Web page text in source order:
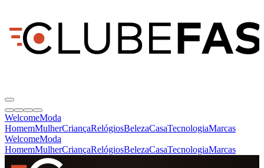
WelcomeModa
HomemMulherCriançaRelógiosBelezaCasaTecnologiaMarcas
WelcomeModa
HomemMulherCriançaRelógiosBelezaCasaTecnologiaMarcas